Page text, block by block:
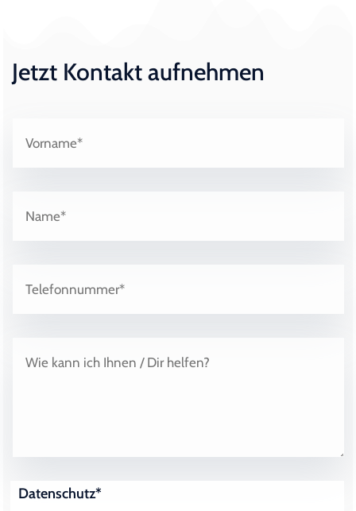
Jetzt Kontakt aufnehmen
Datenschutz*